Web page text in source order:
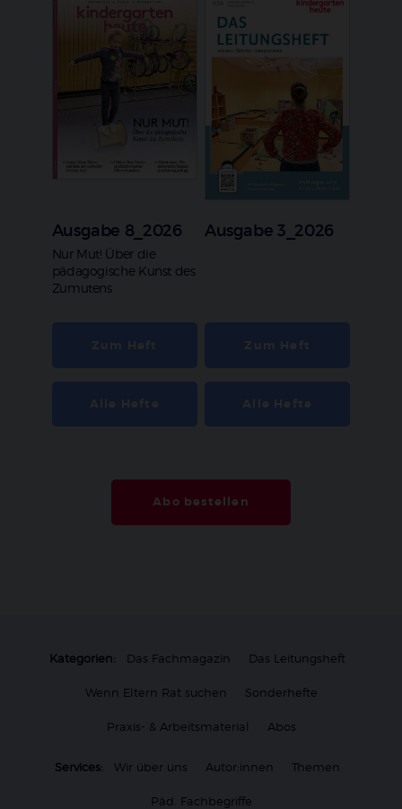
Ausgabe 8_2026
:
Nur Mut! Über die
pädagogische Kunst des
Zumutens
Ausgabe 3_2026
Abo bestellen
Kategorien: Das Fachmagazin Das Leitungsheft
Wenn Eltern Rat suchen Sonderhefte
Praxis- & Arbeitsmaterial Abos
Services: Wir über uns Autor:innen Themen
Päd. Fachbegriffe